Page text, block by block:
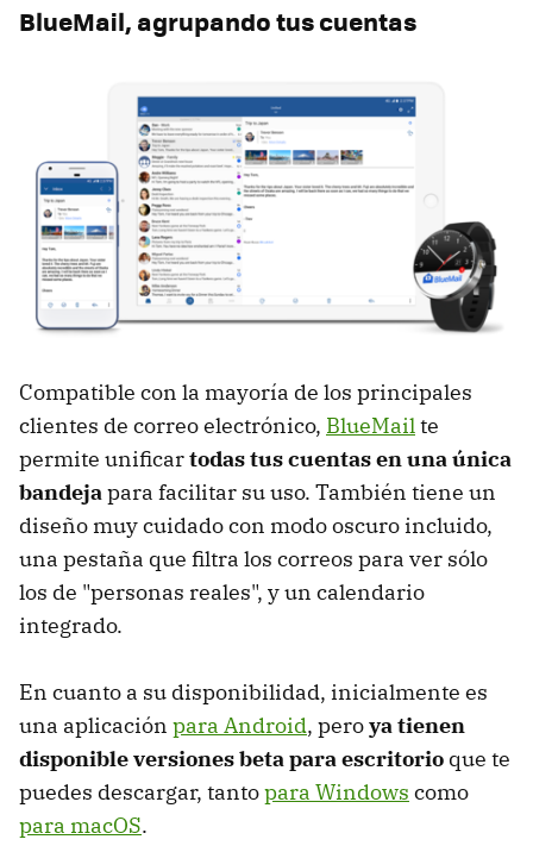
BlueMail, agrupando tus cuentas
Compatible con la mayoría de los principales
clientes de correo electrónico, BlueMail te
permite unificartodas tus cuentas en una única
bandeja para facilitar su uso. También tiene un
diseño muy cuidado con modo oscuro incluido,
una pestaña que filtra los correos para ver sólo
los de "personas reales", y un calendario
integrado.
En cuanto a su disponibilidad, inicialmente es
una aplicación para Android, peroya tienen
disponible versiones beta para escritorio que te
puedes descargar, tantopara Windows como
para macOS.